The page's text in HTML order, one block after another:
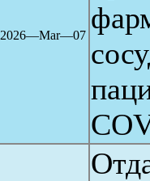
2026―Mar―07